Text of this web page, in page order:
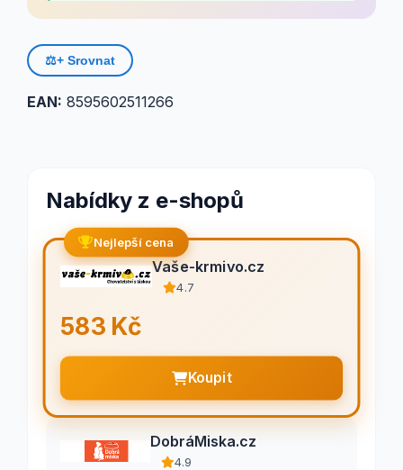
⚖️+ Srovnat
EAN: 8595602511266
Nabídky z e-shopů
Nejlepší cena
Vaše-krmivo.cz
4.7
583 Kč
Koupit
DobráMiska.cz
4.9